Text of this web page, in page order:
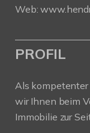
Web:
PROFIL
Als kompetenter
wir Ihnen beim
Immobilie zur